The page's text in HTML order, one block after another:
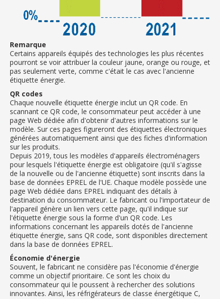
Remarque
Certains appareils équipés des technologies les plus récentes
pourront se voir attribuer la couleur jaune, orange ou rouge, et
pas seulement verte, comme c'était le cas avec l'ancienne
étiquette énergie.
QR codes
Chaque nouvelle étiquette énergie inclut un QR code. En
scannant ce QR code, le consommateur peut accéder à une
page Web dédiée afin d'obtenir d'autres informations sur le
modèle. Sur ces pages figureront des étiquettes électroniques
générées automatiquement ainsi que des fiches d'information
sur les produits.
Depuis 2019, tous les modèles d'appareils électroménagers
pour lesquels l'étiquette énergie est obligatoire (qu'il s'agisse
de la nouvelle ou de l'ancienne étiquette) sont inscrits dans la
base de données EPREL de l'UE. Chaque modèle possède une
page Web dédiée dans EPREL indiquant des détails à
destination du consommateur. Le fabricant ou l'importateur de
l'appareil génère un lien vers cette page, qu'il indique sur
l'étiquette énergie sous la forme d'un QR code. Les
informations concernant les appareils dotés de l'ancienne
étiquette énergie, sans QR code, sont disponibles directement
dans la base de données EPREL.
Économie d'énergie
Souvent, le fabricant ne considère pas l'économie d'énergie
comme un objectif prioritaire. Ce sont les choix du
consommateur qui le poussent à rechercher des solutions
innovantes. Ainsi, les réfrigérateurs de classe énergétique C,